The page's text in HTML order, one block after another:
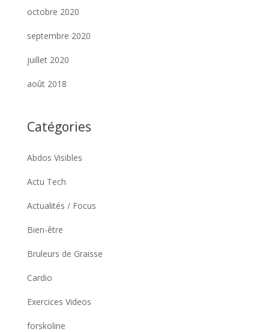
octobre 2020
septembre 2020
juillet 2020
août 2018
Catégories
Abdos Visibles
Actu Tech
Actualités / Focus
Bien-être
Bruleurs de Graisse
Cardio
Exercices Videos
forskoline